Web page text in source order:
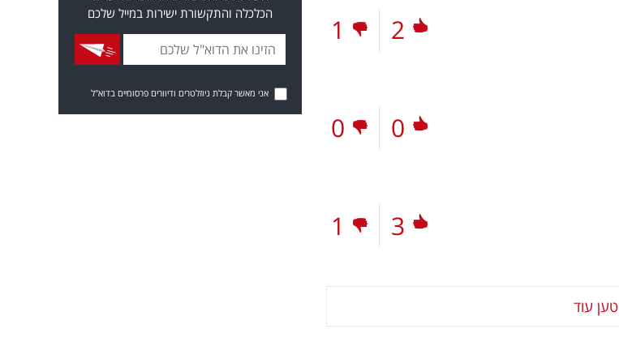
2
1
0
0
3
1
טען עוד
הכלכלה והתקשורת ישירות במייל שלכם
אני מאשר קבלת ניוזלטרים ודיוורים פרסומיים בדוא"ל